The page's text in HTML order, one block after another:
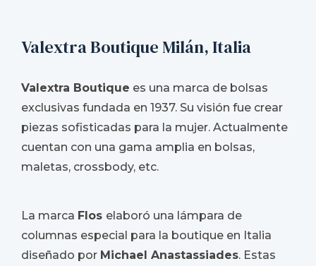
Valextra Boutique Milán, Italia
Valextra Boutique es una marca de bolsas
exclusivas fundada en 1937. Su visión fue crear
piezas sofisticadas para la mujer. Actualmente
cuentan con una gama amplia en bolsas,
maletas, crossbody, etc.
La marca Flos elaboró una lámpara de
columnas especial para la boutique en Italia
diseñado por Michael Anastassiades. Estas